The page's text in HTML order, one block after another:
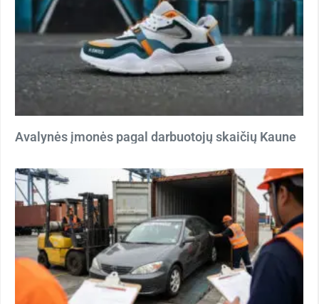
Avalynės įmonės pagal darbuotojų skaičių Kaune